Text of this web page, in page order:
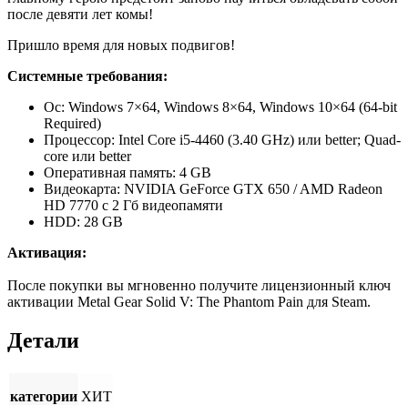
после девяти лет комы!
Пришло время для новых подвигов!
Системные требования:
Ос: Windows 7×64, Windows 8×64, Windows 10×64 (64-bit
Required)
Процессор: Intel Core i5-4460 (3.40 GHz) или better; Quad-
core или better
Оперативная память: 4 GB
Видеокарта: NVIDIA GeForce GTX 650 / AMD Radeon
HD 7770 с 2 Гб видеопамяти
HDD: 28 GB
Активация:
После покупки вы мгновенно получите лицензионный ключ
активации Metal Gear Solid V: The Phantom Pain для Steam.
Детали
категории ХИТ